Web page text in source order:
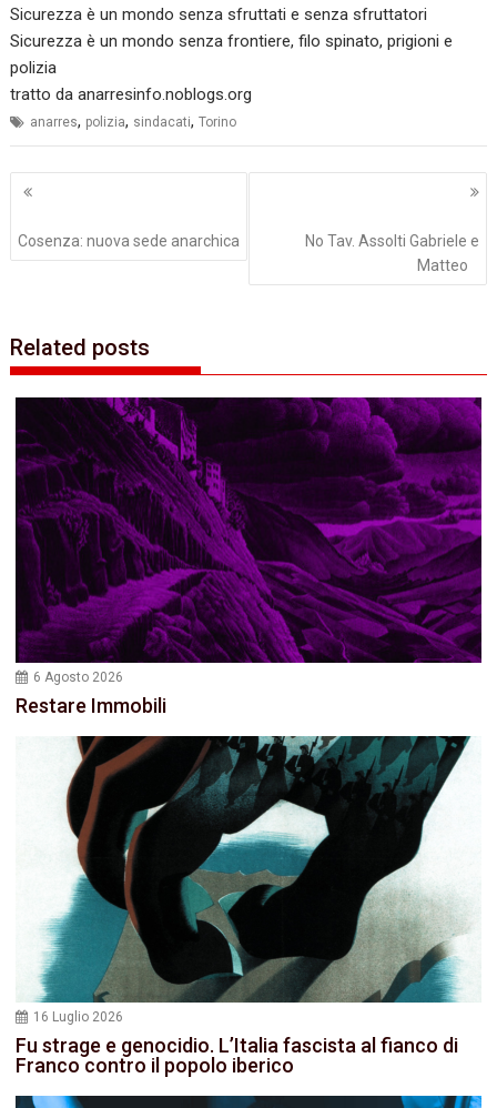
Sicurezza è un mondo senza sfruttati e senza sfruttatori
Sicurezza è un mondo senza frontiere, filo spinato, prigioni e
polizia
tratto daanarresinfo.noblogs.org
anarres, polizia, sindacati,Torino
Navigazione
Cosenza: nuova sede anarchica
No Tav. Assolti Gabriele e
Matteo
Related posts
6 Agosto 2026
Restare Immobili
16 Luglio 2026
Fu strage e genocidio. L’Italia fascista al fianco di
Franco contro il popolo iberico